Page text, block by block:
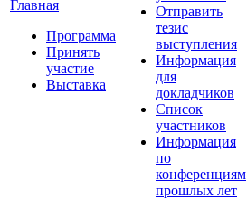
Главная
Программа
Принять
участие
Выставка
Отправить
тезис
выступления
Информация
для
докладчиков
Список
участников
Информация
по
конференциям
прошлых лет